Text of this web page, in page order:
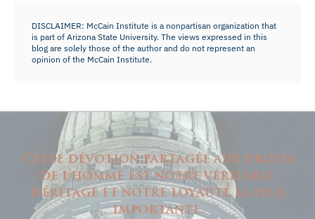
DISCLAIMER: McCain Institute is a nonpartisan organization that
is part of Arizona State University. The views expressed in this
blog are solely those of the author and do not represent an
opinion of the McCain Institute.
Cette dévotion partagée aux droits
de l'homme est notre véritable
héritage et notre loyauté la plus
importante.